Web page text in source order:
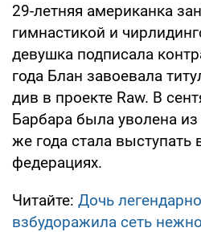
29-летняя американка
гимнастикой и
девушка подписала
года Блан завоевала
див в проекте Raw. В
Барбара была уволена из
же года стала
федерациях.
Читайте: Дочь
взбудоражила сеть